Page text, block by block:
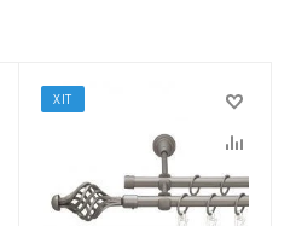
ХІТ